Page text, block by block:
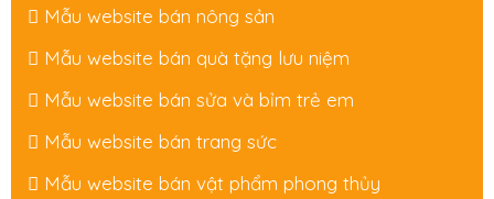
Mẫu website bán nông sản
Mẫu website bán quà tặng lưu niệm
Mẫu website bán sửa và bỉm trẻ em
Mẫu website bán trang sức
Mẫu website bán vật phẩm phong thủy